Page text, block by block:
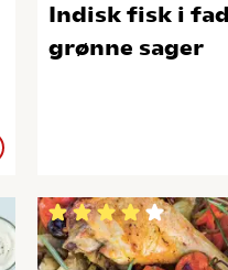
Indisk fisk i
grønne sager